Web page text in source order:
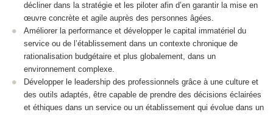
décliner dans la stratégie et les piloter afin d’en garantir la mise en
œuvre concrète et agile auprès des personnes âgées.
Améliorer la performance et développer le capital immatériel du
service ou de l’établissement dans un contexte chronique de
rationalisation budgétaire et plus globalement, dans un
environnement complexe.
Développer le leadership des professionnels grâce à une culture et
des outils adaptés, être capable de prendre des décisions éclairées
et éthiques dans un service ou un établissement qui évolue dans un